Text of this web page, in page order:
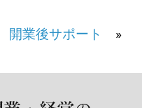
開業後サポート »